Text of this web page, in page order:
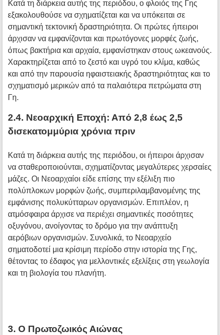
Κατά τη διάρκεια αυτής της περιόδου, ο φλοιός της Γης
εξακολουθούσε να σχηματίζεται και να υπόκειται σε
σημαντική τεκτονική δραστηριότητα. Οι πρώτες ήπειροι
άρχισαν να εμφανίζονται και πρωτόγονες μορφές ζωής,
όπως βακτήρια και αρχαία, εμφανίστηκαν στους ωκεανούς.
Χαρακτηρίζεται από το ζεστό και υγρό του κλίμα, καθώς
και από την παρουσία ηφαιστειακής δραστηριότητας και το
σχηματισμό μερικών από τα παλαιότερα πετρώματα στη
Γη.
2.4. Νεοαρχική Εποχή: Από 2,8 έως 2,5
δισεκατομμύρια χρόνια πριν
Κατά τη διάρκεια αυτής της περιόδου, οι ήπειροι άρχισαν
να σταθεροποιούνται, σχηματίζοντας μεγαλύτερες χερσαίες
μάζες. Οι Νεοαρχαίοι είδε επίσης την εξέλιξη πιο
πολύπλοκων μορφών ζωής, συμπεριλαμβανομένης της
εμφάνισης πολυκύτταρων οργανισμών. Επιπλέον, η
ατμόσφαιρα άρχισε να περιέχει σημαντικές ποσότητες
οξυγόνου, ανοίγοντας το δρόμο για την ανάπτυξη
αερόβιων οργανισμών. Συνολικά, το Νεοαρχείο
σηματοδοτεί μια κρίσιμη περίοδο στην ιστορία της Γης,
θέτοντας το έδαφος για μελλοντικές εξελίξεις στη γεωλογία
και τη βιολογία του πλανήτη.
3. Ο Πρωτοζωικός Αιώνας